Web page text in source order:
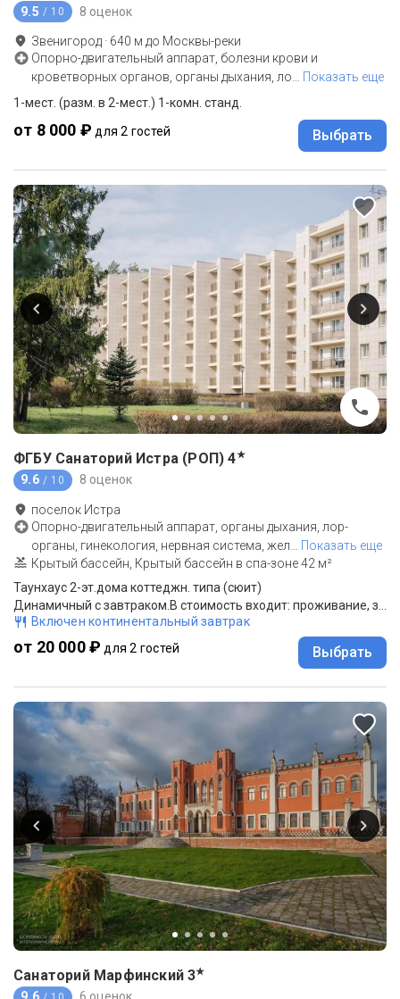
9.5 / 10 8 оценок
Звенигород · 640 м до Москвы-реки
Опорно-двигательный аппарат, болезни крови и
кроветворных органов, органы дыхания, ло
Показать еще
1-мест. (разм. в 2-мест.) 1-комн. станд.
от 8 000 ₽ для 2 гостей Выбрать
ФГБУ Санаторий Истра (РОП) 4★
9.6 / 10 8 оценок
поселок Истра
Опорно-двигательный аппарат, органы дыхания, лор-
органы, гинекология, нервная система, жел
Показать еще
Крытый бассейн, Крытый бассейн в спа-зоне 42 м²
Таунхаус 2-эт.дома коттеджн. типа (сюит)
Включен континентальный завтрак
от 20 000 ₽ для 2 гостей Выбрать
Санаторий Марфинский 3★